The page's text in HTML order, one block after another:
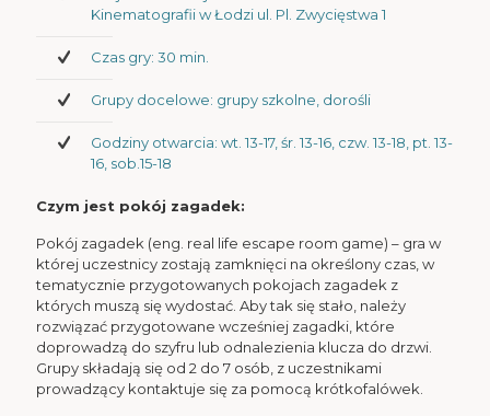
Kinematografii w Łodzi ul. Pl. Zwycięstwa 1
Czas gry: 30 min.
Grupy docelowe: grupy szkolne, dorośli
Godziny otwarcia: wt. 13-17, śr. 13-16, czw. 13-18, pt. 13-
16, sob.15-18
Czym jest pokój zagadek:
Pokój zagadek (eng. real life escape room game) – gra w
której uczestnicy zostają zamknięci na określony czas, w
tematycznie przygotowanych pokojach zagadek z
których muszą się wydostać. Aby tak się stało, należy
rozwiązać przygotowane wcześniej zagadki, które
doprowadzą do szyfru lub odnalezienia klucza do drzwi.
Grupy składają się od 2 do 7 osób, z uczestnikami
prowadzący kontaktuje się za pomocą krótkofalówek.